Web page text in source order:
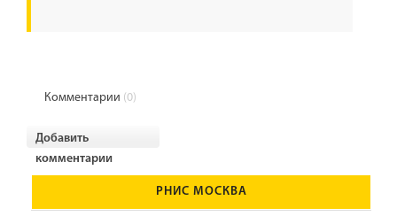
Комментарии (0)
Добавить
комментарии
РНИС МОСКВА